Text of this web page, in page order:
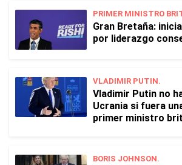
PRIMER MINISTRO
Gran Bretaña:
por liderazgo
VLADIMIR PUTIN.
Vladimir Putin no
Ucrania si fuera
primer ministro
BORIS JOHNSON.